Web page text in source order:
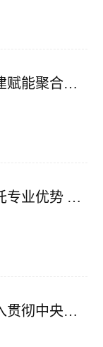
支部书记谈转型丨党建赋能聚合力 智领变革开新篇
支部书记谈转型｜依托专业优势 加快转型升级
武汉建工集团召开深入贯彻中央八项规定精神学习教育总结会暨8月经济运行调度